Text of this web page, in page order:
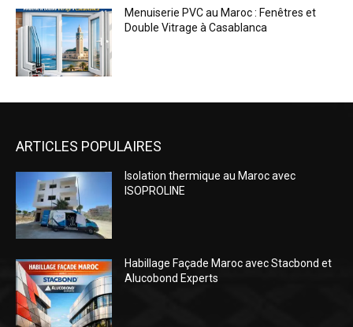
Menuiserie PVC au Maroc : Fenêtres et
Double Vitrage à Casablanca
ARTICLES POPULAIRES
Isolation thermique au Maroc avec
ISOPROLINE
Habillage Façade Maroc avec Stacbond et
Alucobond Experts